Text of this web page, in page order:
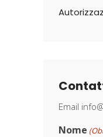
Email
Nome